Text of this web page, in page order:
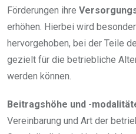
Förderungen ihre
erhöhen. Hierbei wird
hervorgehoben, bei der Teile
gezielt für die betriebliche
werden können.
Beitragshöhe und -
Vereinbarung und Art der